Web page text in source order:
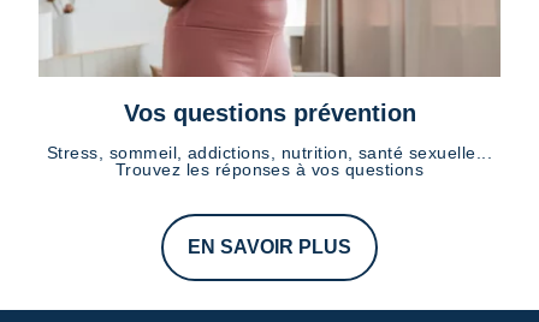
Vos questions prévention
Stress, sommeil, addictions, nutrition, santé sexuelle...
Trouvez les réponses à vos questions
EN SAVOIR PLUS